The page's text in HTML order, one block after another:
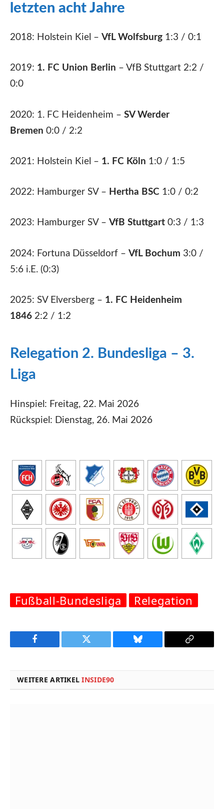
letzten acht Jahre
2018: Holstein Kiel – VfL Wolfsburg 1:3 / 0:1
2019: 1. FC Union Berlin – VfB Stuttgart 2:2 /
0:0
2020: 1. FC Heidenheim – SV Werder
Bremen 0:0 / 2:2
2021: Holstein Kiel – 1. FC Köln 1:0 / 1:5
2022: Hamburger SV – Hertha BSC 1:0 / 0:2
2023: Hamburger SV – VfB Stuttgart 0:3 / 1:3
2024: Fortuna Düsseldorf – VfL Bochum 3:0 /
5:6 i.E. (0:3)
2025: SV Elversberg – 1. FC Heidenheim
1846 2:2 / 1:2
Relegation 2. Bundesliga – 3.
Liga
Hinspiel: Freitag, 22. Mai 2026
Rückspiel: Dienstag, 26. Mai 2026
Fußball-Bundesliga Relegation
Facebook Twitter Bluesky
Copy
WEITERE ARTIKELINSIDE90